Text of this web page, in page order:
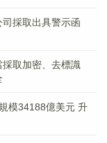
採取出具警示函
取加密、去標識
模34188億美元 升